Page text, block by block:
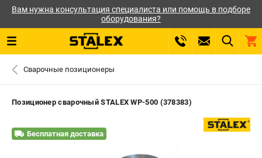
Вам нужна консультация специалиста или помощь в подборе
оборудования?
+7 (812) 564-50-74 - ЗАКАЗ ИЗДЕЛИЙ
САНКТ-ПЕТЕРБУРГ
0 ₽
Сварочные позиционеры
Позиционер сварочный STALEX WP-500 (378383)
Бесплатная доставка